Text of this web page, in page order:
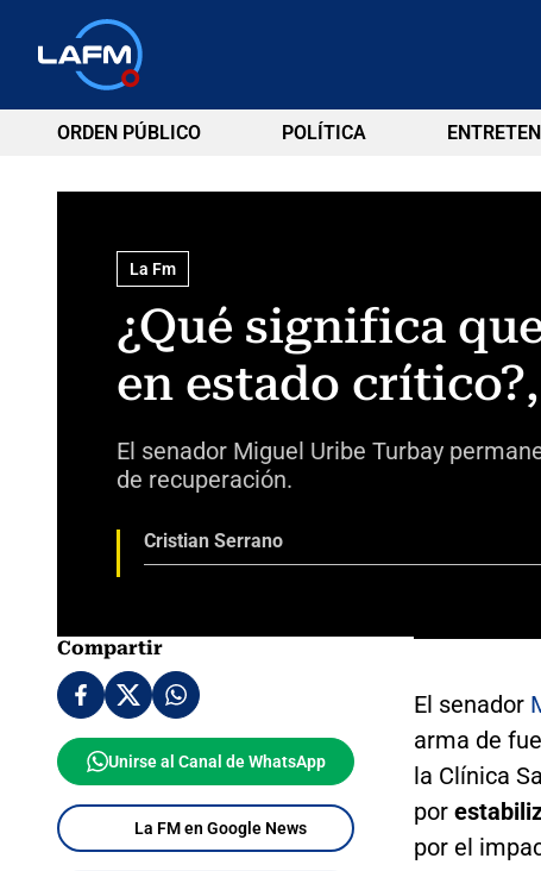
ORDEN PÚBLICO POLÍTICA
La Fm
¿Qué significa
en estado
El senador Miguel Uribe Turbay
de recuperación.
Cristian Serrano
Compartir
Unirse al Canal de WhatsApp
La FM en Google News
El senador
arma de
la Clínica
por
por el